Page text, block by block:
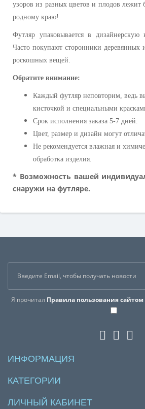
узоров из разных цветов и плодов лежит
родному краю!
Футляр упаковывается в дизайнерскую
Часто покупают сторонники деревянных
роскошных вещей.
Обратите внимание:
Каждый футляр неповторим, ведь
кисточкой и специальными
Срок исполнения заказа 5-7 дней.
Цвет, размер и дизайн могут
Не рекомендуется влажная и
обработка изделия.
* Возможность вашей
снаружи на футляре.
Я прочитал Правила пользования сайтом
ИНФОРМАЦИЯ
КАТЕГОРИИ
ЛИЧНЫЙ КАБИНЕТ